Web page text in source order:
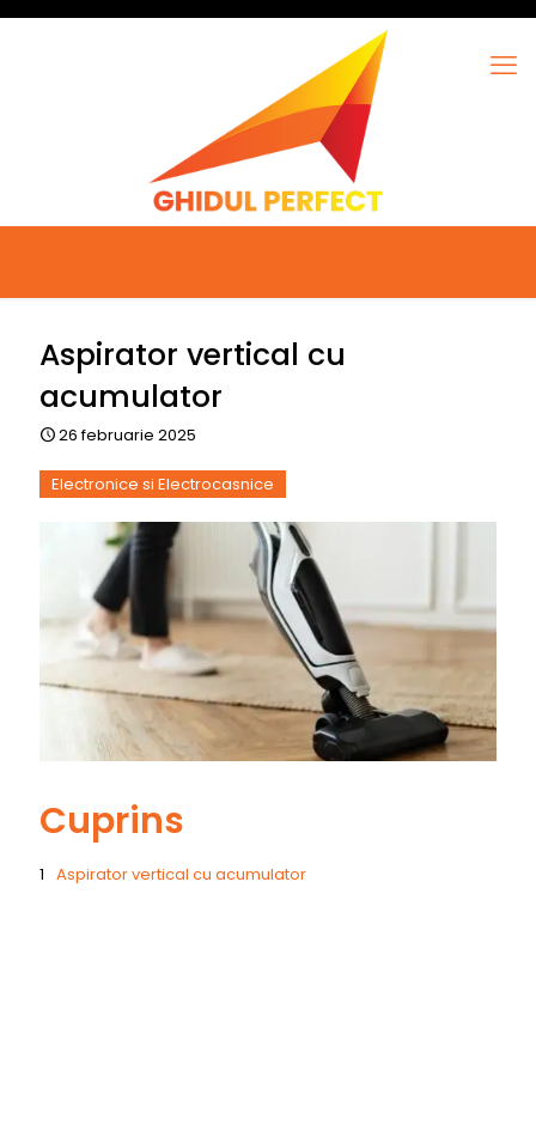
Aspirator vertical cu
acumulator
26 februarie 2025
Electronice si Electrocasnice
Cuprins
Aspirator vertical cu acumulator